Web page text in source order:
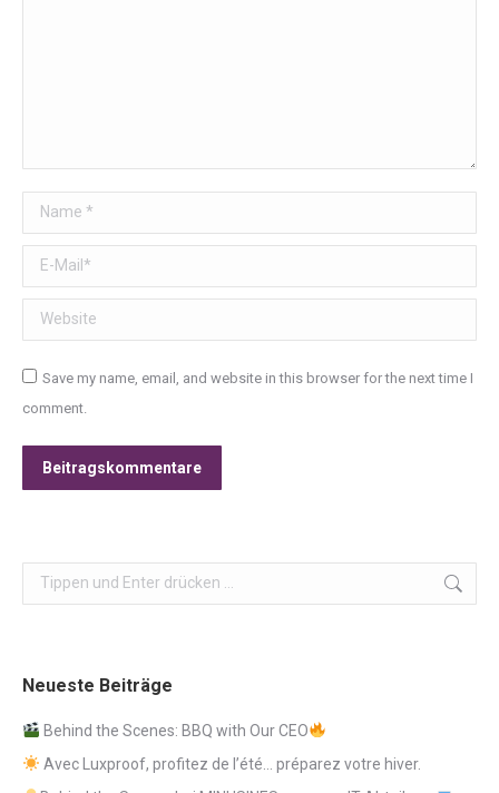
Name *
E-Mail *
Website
Save my name, email, and website in this browser for the next time I
comment.
Beitragskommentare
Search:
Neueste Beiträge
Behind the Scenes: BBQ with Our CEO
Avec Luxproof, profitez de l’été… préparez votre hiver.